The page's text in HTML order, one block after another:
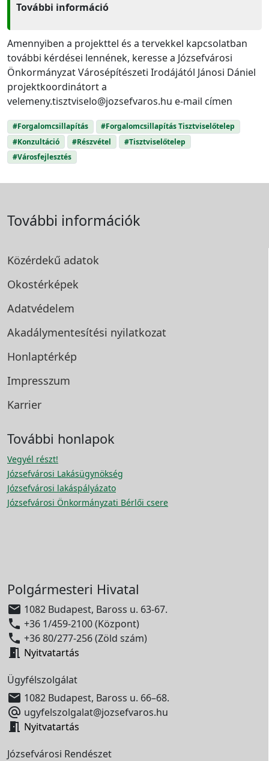
További információ
Amennyiben a projekttel és a tervekkel kapcsolatban
további kérdései lennének, keresse a Józsefvárosi
Önkormányzat Városépítészeti Irodájától Jánosi Dániel
projektkoordinátort a
velemeny.tisztviselo@jozsefvaros.hu e-mail címen
#Forgalomcsillapítás
#Forgalomcsillapítás Tisztviselőtelep
#Konzultáció
#Részvétel
#Tisztviselőtelep
#Városfejlesztés
További információk
Közérdekű adatok
Okostérképek
Adatvédelem
Akadálymentesítési nyilatkozat
Honlaptérkép
Impresszum
Karrier
További honlapok
Vegyél részt!
Józsefvárosi Lakásügynökség
Józsefvárosi lakáspályázato
Józsefvárosi Önkormányzati Bérlői csere
Polgármesteri Hivatal
 1082 Budapest, Baross u. 63-67.
 +36 1/459-2100 (Központ)
 +36 80/277-256 (Zöld szám)
 Nyitvatartás
Ügyfélszolgálat
 1082 Budapest, Baross u. 66–68.
 ugyfelszolgalat@jozsefvaros.hu
 Nyitvatartás
Józsefvárosi Rendészet